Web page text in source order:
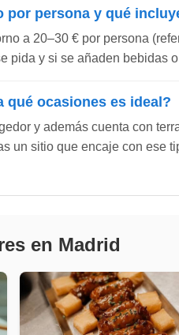
por persona y qué
a 20–30 € por persona
pida y si se añaden bebidas
qué ocasiones es ideal?
y además cuenta con
un sitio que encaje con ese
en Madrid